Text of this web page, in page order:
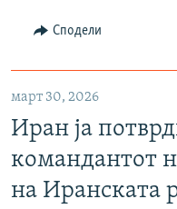
Сподели
март 30, 2026
Иран ја
командантот
на Иранската